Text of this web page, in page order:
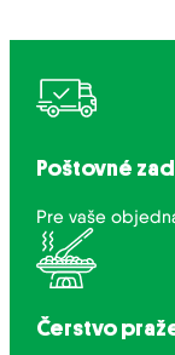
Poštovné
Pre vaše
Čerstvo